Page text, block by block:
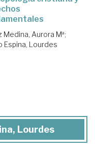
Medina, Aurora Mª;
Espina, Lourdes
Lourdes